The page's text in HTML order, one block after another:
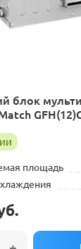
блок
площадь